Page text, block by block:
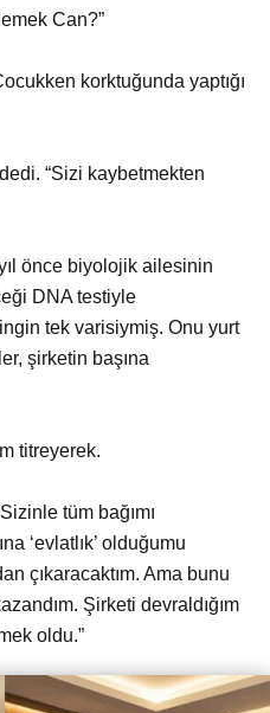
Can?”
korktuğunda yaptığı
“Sizi kaybetmekten
önce biyolojik ailesinin
DNA testiyle
tek varisiymiş. Onu yurt
şirketin başına
titreyerek.
tüm bağımı
‘evlatlık’ olduğumu
çıkaracaktım. Ama bunu
Şirketi devraldığım
oldu.”